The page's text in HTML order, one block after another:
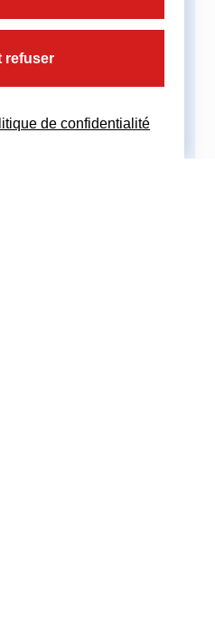
refuser
de confidentialité